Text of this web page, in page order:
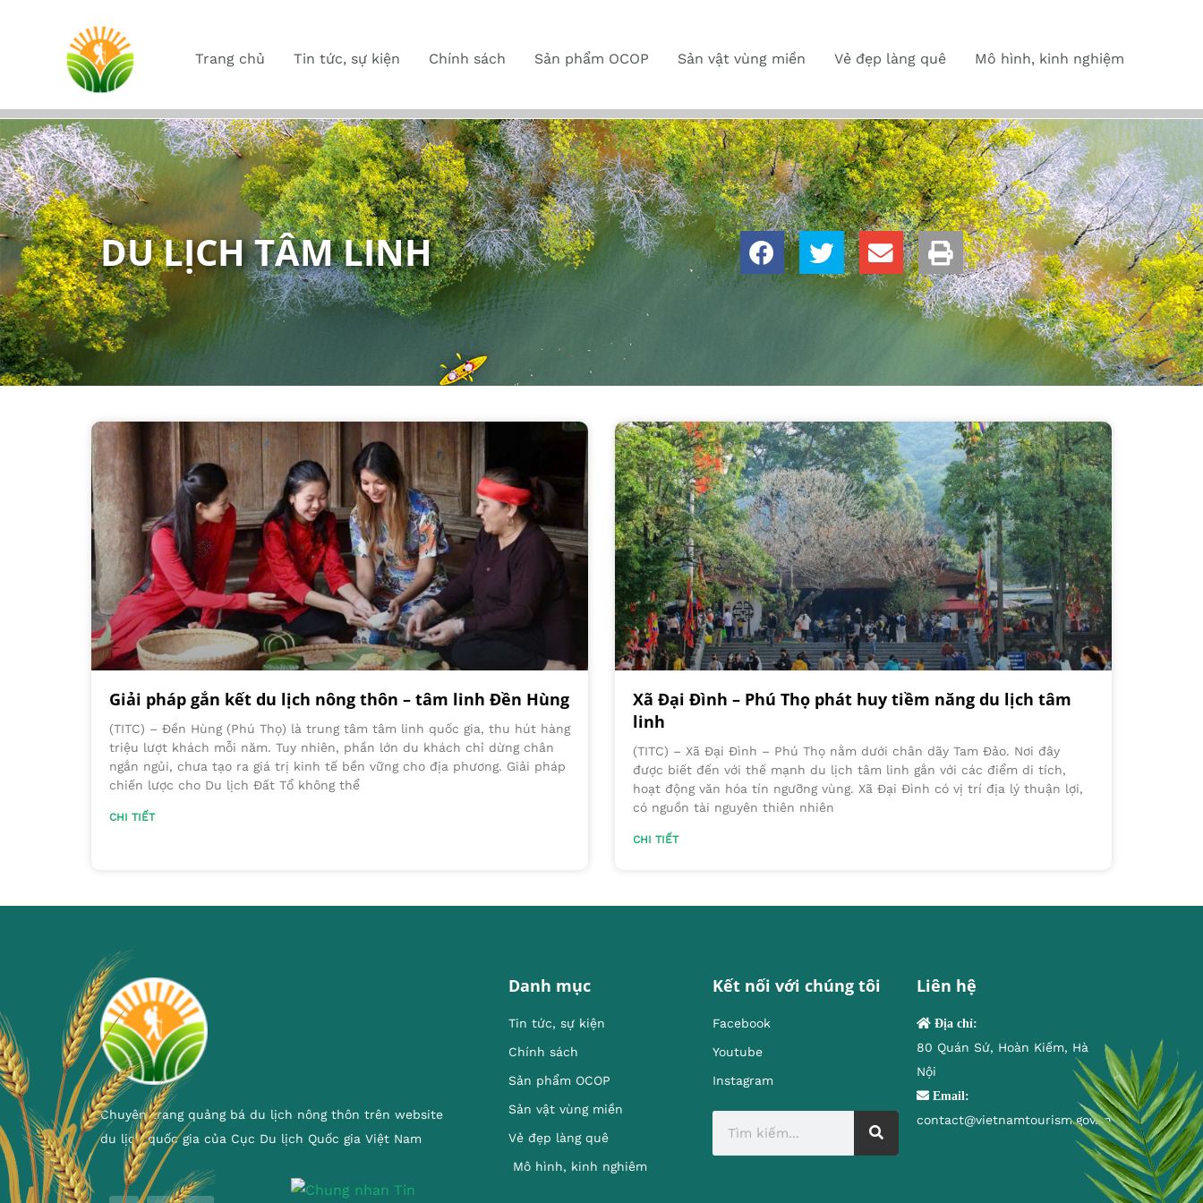
Trang chủ Tin tức, sự kiện Chính sách Sản phẩm OCOP Sản vật vùng miền Vẻ đẹp làng quê Mô hình, kinh nghiệm
DU LỊCH TÂM LINH
Giải pháp gắn kết du lịch nông thôn – tâm linh Đền Hùng
(TITC) – Đền Hùng (Phú Thọ) là trung tâm tâm linh quốc gia, thu hút hàng
triệu lượt khách mỗi năm. Tuy nhiên, phần lớn du khách chỉ dừng chân
ngắn ngủi, chưa tạo ra giá trị kinh tế bền vững cho địa phương. Giải pháp
chiến lược cho Du lịch Đất Tổ không thể
CHI TIẾT
Xã Đại Đình – Phú Thọ phát huy tiềm năng du lịch tâm
linh
(TITC) – Xã Đại Đình – Phú Thọ nằm dưới chân dãy Tam Đảo. Nơi đây
được biết đến với thế mạnh du lịch tâm linh gắn với các điểm di tích,
hoạt động văn hóa tín ngưỡng vùng. Xã Đại Đình có vị trí địa lý thuận lợi,
có nguồn tài nguyên thiên nhiên
CHI TIẾT
Chuyên trang quảng bá du lịch nông thôn trên website
du lịch quốc gia của Cục Du lịch Quốc gia Việt Nam
Danh mục
Tin tức, sự kiện
Chính sách
Sản phẩm OCOP
Sản vật vùng miền
Vẻ đẹp làng quê
Mô hình, kinh nghiêm
Kết nối với chúng tôi
Facebook
Youtube
Instagram
Liên hệ
Địa chỉ:
80 Quán Sứ, Hoàn Kiếm, Hà
Nội
Email:
contact@vietnamtourism.gov.vn